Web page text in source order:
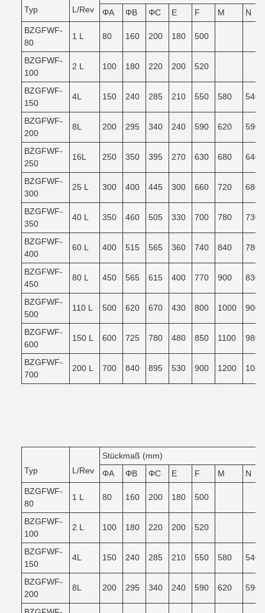
Typ L/Rev
ΦA
ΦB ΦC E F M
N
BZGFWF-
80
1 L 80 160 200 180 500
BZGFWF-
100
2 L 100 180 220 200 520
BZGFWF-
150
4L 150 240 285 210 550 580 540
BZGFWF-
200
8L 200 295 340 240 590 620 590
BZGFWF-
250
16L 250 350 395 270 630 680 640
BZGFWF-
300
25 L 300 400 445 300 660 720 680
BZGFWF-
350
40 L 350 460 505 330 700 780 730
BZGFWF-
400
60 L 400 515 565 360 740 840 780
BZGFWF-
450
80 L 450 565 615 400 770 900 830
BZGFWF-
500
110 L 500 620 670 430 800 1000 900
BZGFWF-
600
150 L 600 725 780 480 850 1100 980
BZGFWF-
700
200 L 700 840 895 530 900 1200 1080
Typ L/Rev
Stückmaß (mm)
ΦA
ΦB ΦC E F M
N
BZGFWF-
80
1 L 80 160 200 180 500
BZGFWF-
100
2 L 100 180 220 200 520
BZGFWF-
150
4L 150 240 285 210 550 580 540
BZGFWF-
200
8L 200 295 340 240 590 620 590